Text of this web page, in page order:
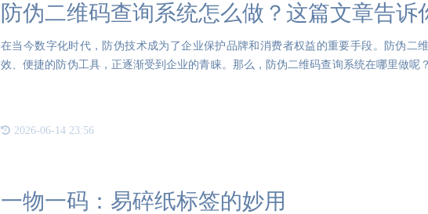
防伪二维码查询系统怎么做？这篇文章告诉
在当今数字化时代，防伪技术成为了企业保护品牌和消费者权益的重要手段。防伪二
效、便捷的防伪工具，正逐渐受到企业的青睐。那么，防伪二维码查询系统在哪里做呢
2026-06-14 23:56
一物一码：易碎纸标签的妙用